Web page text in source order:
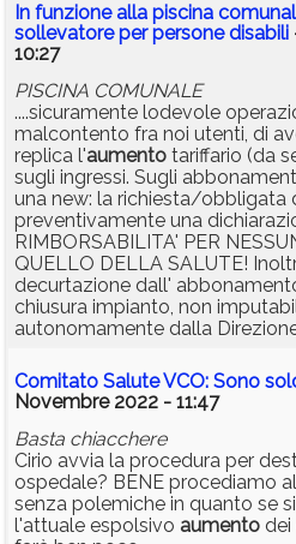
In funzione alla piscina
sollevatore per persone disabili
10:27
PISCINA COMUNALE
....sicuramente lodevole
malcontento fra noi utenti, di
replica l'aumento tariffario (da
sugli ingressi. Sugli
una new: la richiesta/obbligata
preventivamente una
RIMBORSABILITA' PER
QUELLO DELLA SALUTE!
decurtazione dall'
chiusura impianto, non
autonomamente dalla
Comitato Salute VCO: Sono
Novembre 2022 - 11:47
Basta chiacchere
Cirio avvia la procedura per
ospedale? BENE procediamo
senza polemiche in quanto se
l'attuale espolsivo aumento dei